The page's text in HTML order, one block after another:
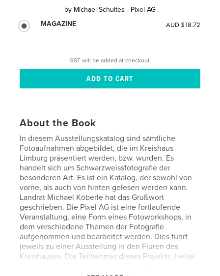
by Michael Schultes - Pixel AG
MAGAZINE
AUD $18.72
GST will be added at checkout.
About the Book
In diesem Ausstellungskatalog sind sämtliche
Fotoaufnahmen abgebildet, die im Kreishaus
Limburg präsentiert werden, bzw. wurden. Es
handelt sich um Schwarzweissfotografie der
besonderen Art. Es ist ein Katalog, der sowohl von
vorne, als auch von hinten gelesen werden kann.
Landrat Michael Köberle hat das Grußwort
geschrieben. Die Pixel AG ist eine fortlaufende
Veranstaltung, eine Form eines Fotoworkshops, in
dem verschiedene Themen der Fotografie
aufgenommen und bearbeitet werden. Dies führt
jeweils zu einer Ausstellung in den Fluren des
Kreishauses. Die Teilnehmer dieses Projekts: Heike